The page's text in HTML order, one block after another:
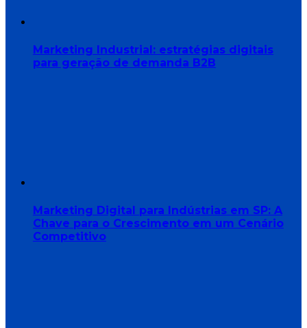
Marketing Industrial: estratégias digitais
para geração de demanda B2B
Marketing Digital para Indústrias em SP: A
Chave para o Crescimento em um Cenário
Competitivo